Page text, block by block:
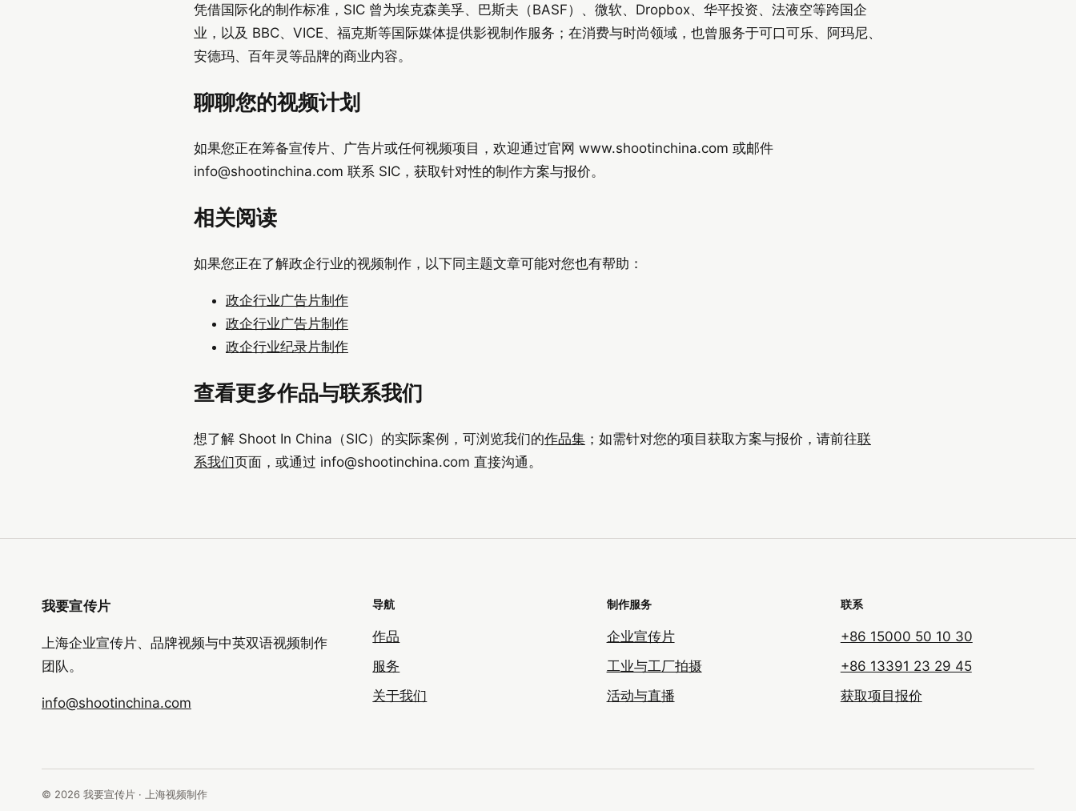
凭借国际化的制作标准，SIC 曾为埃克森美孚、巴斯夫（BASF）、微软、Dropbox、华平投资、法液空等跨国企
业，以及 BBC、VICE、福克斯等国际媒体提供影视制作服务；在消费与时尚领域，也曾服务于可口可乐、阿玛尼、
安德玛、百年灵等品牌的商业内容。
聊聊您的视频计划
如果您正在筹备宣传片、广告片或任何视频项目，欢迎通过官网 www.shootinchina.com 或邮件
info@shootinchina.com 联系 SIC，获取针对性的制作方案与报价。
相关阅读
如果您正在了解政企行业的视频制作，以下同主题文章可能对您也有帮助：
政企行业广告片制作
政企行业广告片制作
政企行业纪录片制作
查看更多作品与联系我们
想了解 Shoot In China（SIC）的实际案例，可浏览我们的作品集 ；如需针对您的项目获取方案与报价，请前往联
系我们页面，或通过 info@shootinchina.com 直接沟通。
我要宣传片
上海企业宣传片、品牌视频与中英双语视频制作
团队。
info@shootinchina.com
导航
作品
服务
关于我们
制作服务
企业宣传片
工业与工厂拍摄
活动与直播
联系
+86 15000 50 10 30
+86 13391 23 29 45
获取项目报价
© 2026 我要宣传片 · 上海视频制作